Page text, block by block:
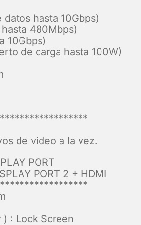
hasta 10Gbps)
480Mbps)
10Gbps)
de carga hasta 100W)
de video a la vez.
PORT
PORT 2 + HDMI
: Lock Screen